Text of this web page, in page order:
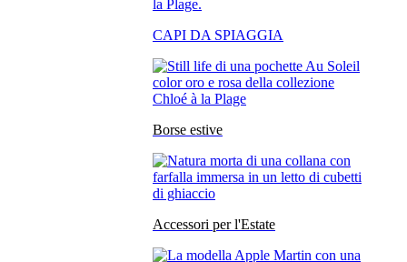
CAPI DA SPIAGGIA
Borse estive
Accessori per l'Estate